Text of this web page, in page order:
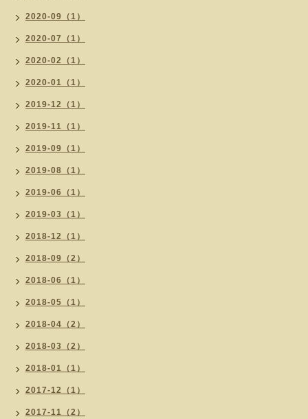
2020-09（1）
2020-07（1）
2020-02（1）
2020-01（1）
2019-12（1）
2019-11（1）
2019-09（1）
2019-08（1）
2019-06（1）
2019-03（1）
2018-12（1）
2018-09（2）
2018-06（1）
2018-05（1）
2018-04（2）
2018-03（2）
2018-01（1）
2017-12（1）
2017-11（2）